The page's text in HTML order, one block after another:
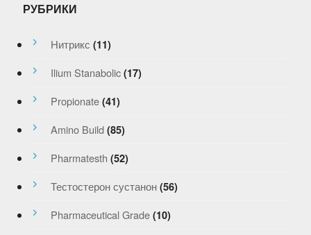
РУБРИКИ
Нитрикс (11)
Ilium Stanabolic (17)
Propionate (41)
Amino Build (85)
Pharmatesth (52)
Тестостерон сустанон (56)
Pharmaceutical Grade (10)